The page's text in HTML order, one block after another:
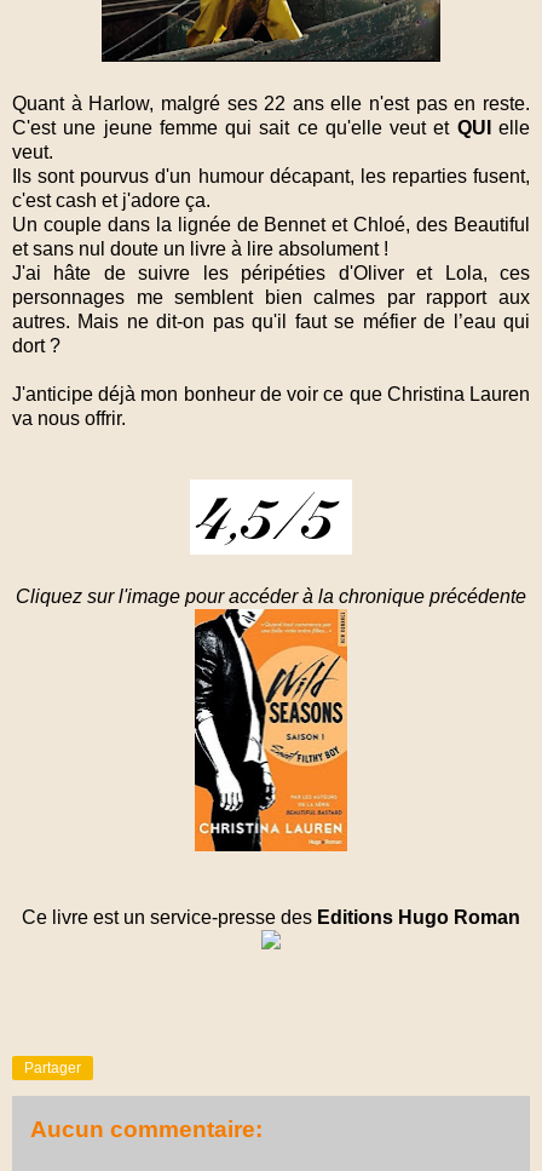
Quant à Harlow, malgré ses 22 ans elle n'est pas en reste.
C'est une jeune femme qui sait ce qu'elle veut et QUIelle
veut.
Ils sont pourvus d'un humour décapant, les reparties fusent,
c'est cash et j'adore ça.
Un couple dans la lignée de Bennet et Chloé, des Beautiful
et sans nul doute un livre à lire absolument !
J'ai hâte de suivre les péripéties d'Oliver et Lola, ces
personnages me semblent bien calmes par rapport aux
autres. Mais ne dit-on pas qu'il faut se méfier de l’eau qui
dort ?
J'anticipe déjà mon bonheur de voir ce que Christina Lauren
va nous offrir.
Cliquez sur l'image pour accéder à la chronique précédente
Ce livre est un service-presse des Editions Hugo Roman
Partager
Aucun commentaire: